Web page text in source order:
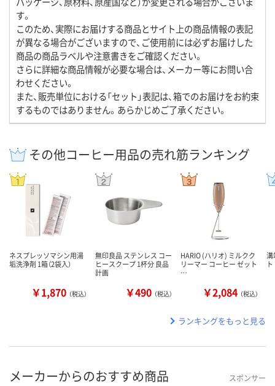
す。
このため、実際にお届けする商品とサイト上の商品情報の表記
が異なる場合がございますので、ご使用前には必ずお届けした
商品の商品ラベルや注意書きをご確認ください。
さらに詳細な商品情報が必要な場合は、メーカー等にお問い合
わせください。
また、販売単位における「セット」表記は、箱でのお届けをお約束
するものではありません。あらかじめご了承ください。
その他コーヒー用品の売れ筋ランキング
ネスプレッソマシン用湯
垢洗浄剤 1箱（2袋入）
￥1,870 （税込）
無印良品 ステンレス コー
ヒースクープ 1杯分 良品
計画
￥490 （税込）
HARIO (ハリオ) ミルクク
リーマー コーヒー ゼット
…
￥2,084 （税込）
溝
ランキングをもっと見る
メーカーからのおすすめ商品 スポンサー